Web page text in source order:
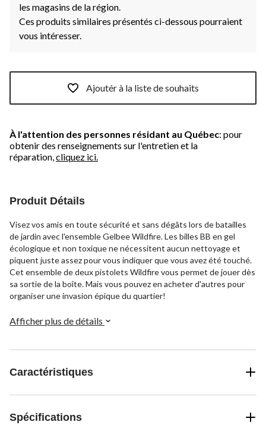
les magasins de la région.
Ces produits similaires présentés ci-dessous pourraient
vous intéresser.
Ajoutér à la liste de souhaits
À l'attention des personnes résidant au Québec: pour
obtenir des renseignements sur l'entretien et la
réparation, cliquez ici.
Produit Détails
Visez vos amis en toute sécurité et sans dégâts lors de batailles
de jardin avec l'ensemble Gelbee Wildfire. Les billes BB en gel
écologique et non toxique ne nécessitent aucun nettoyage et
piquent juste assez pour vous indiquer que vous avez été touché.
Cet ensemble de deux pistolets Wildfire vous permet de jouer dès
sa sortie de la boîte. Mais vous pouvez en acheter d'autres pour
organiser une invasion épique du quartier!
Afficher plus de détails
Caractéristiques
Spécifications